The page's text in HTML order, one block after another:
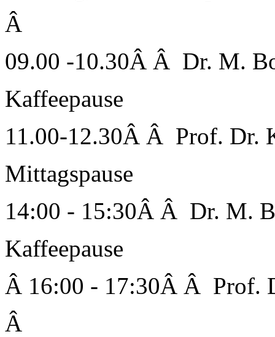
Â
09.00 -10.30Â Â Dr. M.
Kaffeepause
11.00-12.30Â Â Prof.
Mittagspause
14:00 - 15:30Â Â Dr. M.
Kaffeepause
Â 16:00 - 17:30Â Â Prof.
Â